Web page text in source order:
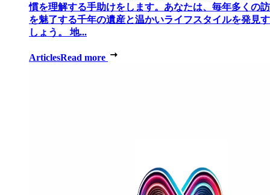
慣を理解する手助けをします。あなたは、毎年多くの
を魅了する千年の遺産と温かいライフスタイルを発見
しょう。 地...
ArticlesRead more